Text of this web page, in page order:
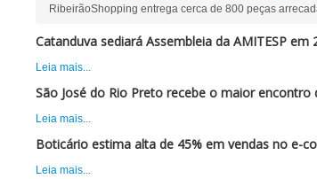
RibeirãoShopping entrega cerca de 800 peças
Catanduva sediará Assembleia da AMITESP
Leia mais...
São José do Rio Preto recebe o maior
Leia mais...
Boticário estima alta de 45% em vendas no e-
Leia mais...